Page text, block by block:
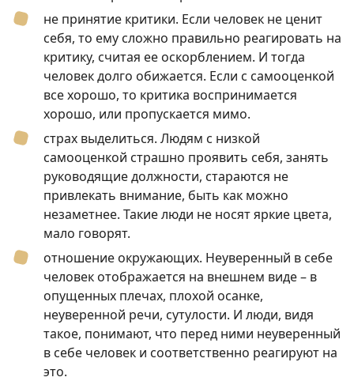
не принятие критики. Если человек не ценит
себя, то ему сложно правильно реагировать на
критику, считая ее оскорблением. И тогда
человек долго обижается. Если с самооценкой
все хорошо, то критика воспринимается
хорошо, или пропускается мимо.
страх выделиться. Людям с низкой
самооценкой страшно проявить себя, занять
руководящие должности, стараются не
привлекать внимание, быть как можно
незаметнее. Такие люди не носят яркие цвета,
мало говорят.
отношение окружающих. Неуверенный в себе
человек отображается на внешнем виде – в
опущенных плечах, плохой осанке,
неуверенной речи, сутулости. И люди, видя
такое, понимают, что перед ними неуверенный
в себе человек и соответственно реагируют на
это.